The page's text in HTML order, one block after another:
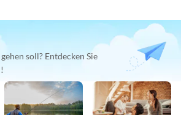
soll? Entdecken Sie